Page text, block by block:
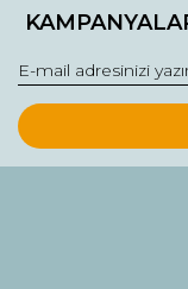
Görüş ve
Ürün resmi
Ürün
Ürün fiyatı diğer